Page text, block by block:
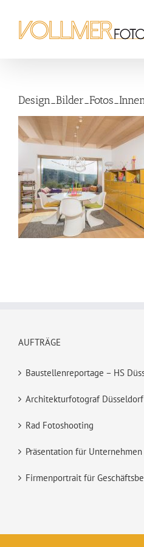
Inhalt
springen
AUFTRÄGE
Baustellenreportage – HS
Architekturfotograf Düsseldorf
Rad Fotoshooting
Präsentation für Unternehmen
Firmenportrait für